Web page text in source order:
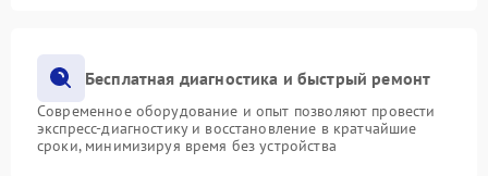
Бесплатная диагностика и быстрый ремонт
Современное оборудование и опыт позволяют провести
экспресс-диагностику и восстановление в кратчайшие
сроки, минимизируя время без устройства